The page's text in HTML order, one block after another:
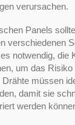
verursachen.
Panels
verschiedenen
notwendig, die
um das
müssen
damit sie
werden